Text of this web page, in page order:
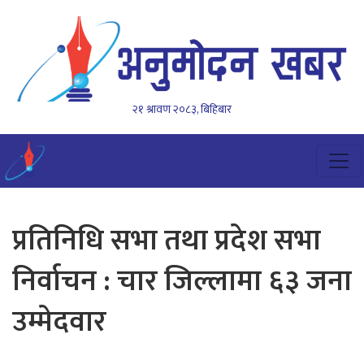
२१ श्रावण २०८३, बिहिबार
प्रतिनिधि सभा तथा प्रदेश सभा
निर्वाचन : चार जिल्लामा ६३ जना
उम्मेदवार